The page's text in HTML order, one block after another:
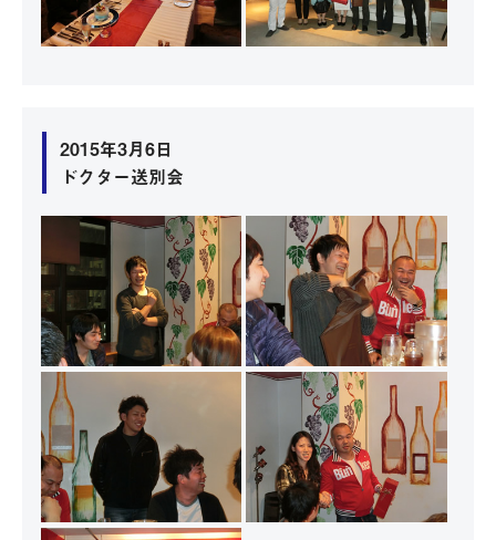
2015年3月6日
ドクター送別会